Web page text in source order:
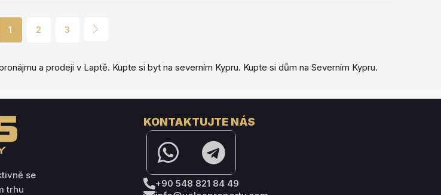
1 2 3
a prodeji v Laptě. Kupte si byt na severním Kypru. Kupte si dům na Severním Kypru.
se
trhu
KONTAKTUJTE NÁS
+90 548 821 84 49